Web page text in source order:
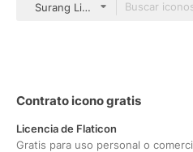
Surang Lineal Color
Contrato icono gratis
Licencia de Flaticon
Gratis para uso personal o